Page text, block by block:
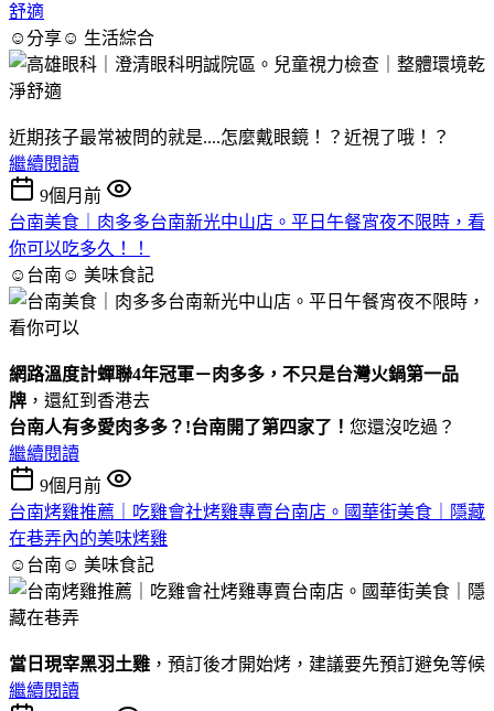
舒適
☺分享☺ 生活綜合
近期孩子最常被問的就是....怎麼戴眼鏡！？近視了哦！？
繼續閱讀
9個月前
台南美食｜肉多多台南新光中山店。平日午餐宵夜不限時，看
你可以吃多久！！
☺台南☺ 美味食記
網路溫度計蟬聯4年冠軍－肉多多，不只是台灣火鍋第一品
牌 ，還紅到香港去
台南人有多愛肉多多？!台南開了第四家了！ 您還沒吃過？
繼續閱讀
9個月前
台南烤雞推薦｜吃雞會社烤雞專賣台南店。國華街美食｜隱藏
在巷弄內的美味烤雞
☺台南☺ 美味食記
當日現宰黑羽土雞 ，預訂後才開始烤，建議要先預訂避免等候
繼續閱讀